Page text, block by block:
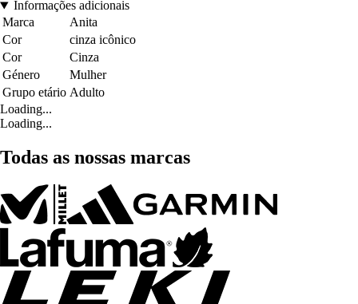
Informações adicionais
Marca
Anita
Cor
cinza icônico
Cor
Cinza
Género
Mulher
Grupo etário Adulto
Loading...
Loading...
Todas as nossas marcas